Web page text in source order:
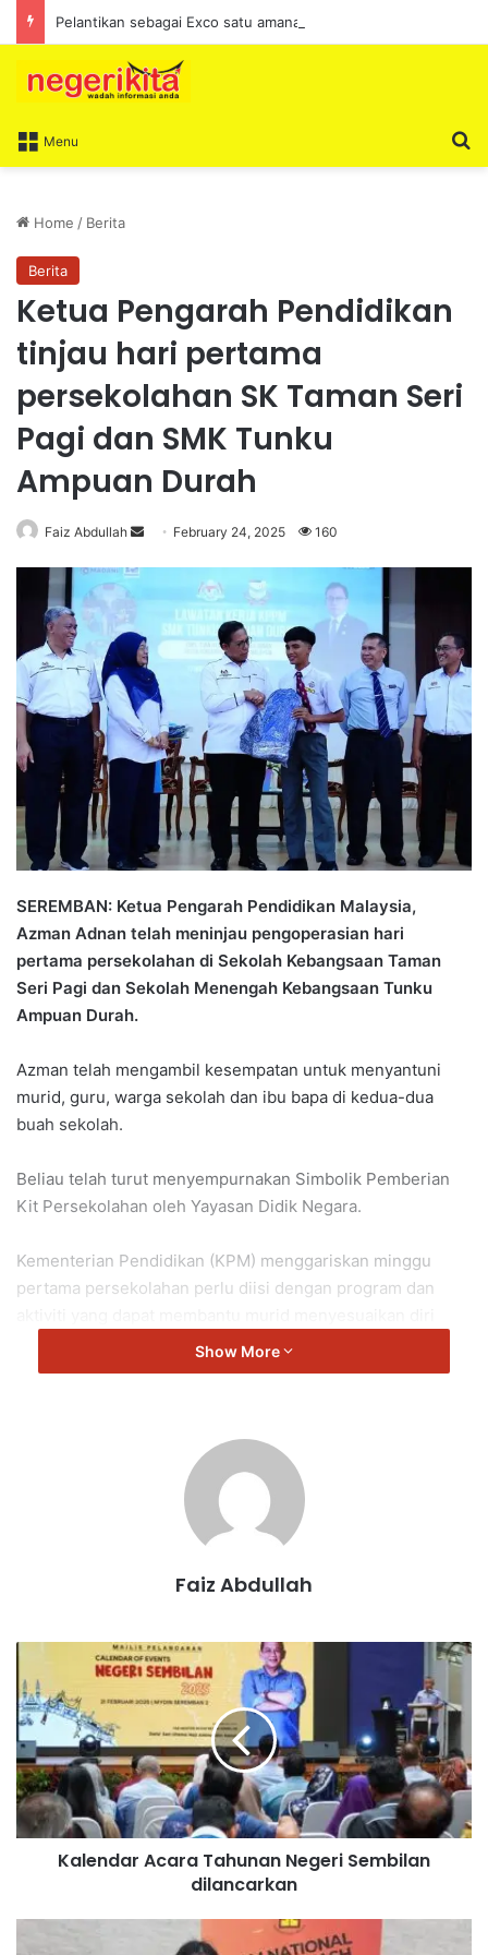
Menu
Home / Berita
Berita
Ketua Pengarah Pendidikan
tinjau hari pertama
persekolahan SK Taman Seri
Pagi dan SMK Tunku
Ampuan Durah
Faiz Abdullah
a
n
e
a
i
February 24, 2025 160
SEREMBAN: Ketua Pengarah Pendidikan Malaysia,
Azman Adnan telah meninjau pengoperasian hari
pertama persekolahan di Sekolah Kebangsaan Taman
Seri Pagi dan Sekolah Menengah Kebangsaan Tunku
Ampuan Durah.
Azman telah mengambil kesempatan untuk menyantuni
murid, guru, warga sekolah dan ibu bapa di kedua-dua
buah sekolah.
Beliau telah turut menyempurnakan Simbolik Pemberian
Kit Persekolahan oleh Yayasan Didik Negara.
Kementerian Pendidikan (KPM) menggariskan minggu
pertama persekolahan perlu diisi dengan program dan
dengan suasana sekolah seterusnya menyediakan mereka
untuk sesi pengajaran dan pembelajaran (PdP).
Sembilan, Khalidah Omar.
Show More
Faiz Abdullah
K
l
e
n
d
a
r
A
Kalendar Acara Tahunan Negeri Sembilan
dilancarkan